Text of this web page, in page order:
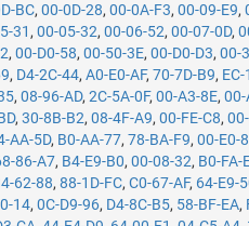
BC,00-0D-28,00-0A-F3,00-09-E9,
31 ,00-05-32,00-06-52,00-07-0D,
,00-D0-58,00-50-3E,00-D0-D3,00-
, D4-2C-44,A0-E0-AF,70-7D-B9,
,08-96-AD,2C-5A-0F,00-A3-8E,00-
,30-8B-B2,08-4F-A9,00-FE-C8,
AA-5D, B0-AA-77,78-BA-F9,00-E0-
86-A7, B4-E9-B0,00-08-32, B0-FA-
62-88,88-1D-FC,C0-67-AF, 64-E9-
14,0C-D9-96, D4-8C-B5, 58-BF-EA,